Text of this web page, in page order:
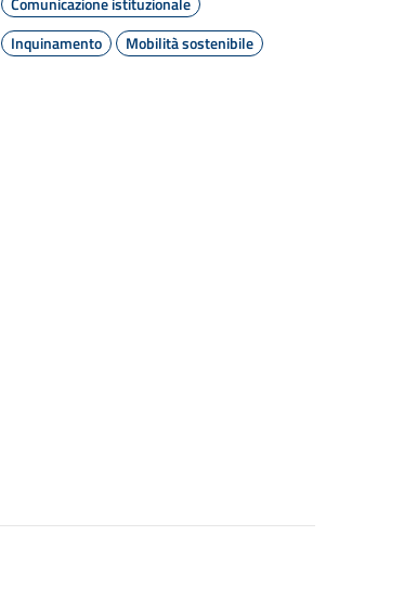
Inquinamento
Mobilità sostenibile